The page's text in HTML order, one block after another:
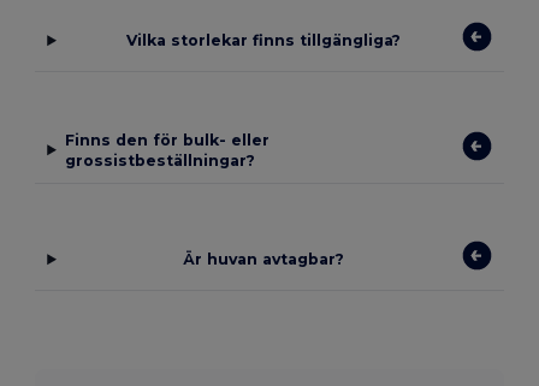
Vilka storlekar finns tillgängliga?
Finns den för bulk- eller
grossistbeställningar?
Är huvan avtagbar?